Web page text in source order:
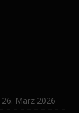
26. März 2026